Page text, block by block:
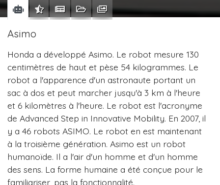
Asimo
Honda a développé Asimo. Le robot mesure 130
centimètres de haut et pèse 54 kilogrammes. Le
robot a l'apparence d'un astronaute portant un
sac à dos et peut marcher jusqu'à 3 km à l'heure
et 6 kilomètres à l'heure. Le robot est l'acronyme
de Advanced Step in Innovative Mobility. En 2007, il
y a 46 robots ASIMO. Le robot en est maintenant
à la troisième génération. Asimo est un robot
humanoïde. Il a l'air d'un homme et d'un homme
des sens. La forme humaine a été conçue pour le
familiariser, pas la fonctionnalité.